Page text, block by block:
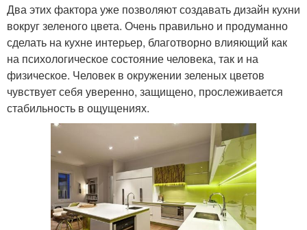
Два этих фактора уже позволяют создавать дизайн кухни
вокруг зеленого цвета. Очень правильно и продуманно
сделать на кухне интерьер, благотворно влияющий как
на психологическое состояние человека, так и на
физическое. Человек в окружении зеленых цветов
чувствует себя уверенно, защищено, прослеживается
стабильность в ощущениях.